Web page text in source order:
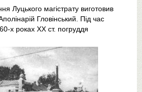
Луцького магістрату виготовив
Гловінський. Під час
х роках ХХ ст. погруддя